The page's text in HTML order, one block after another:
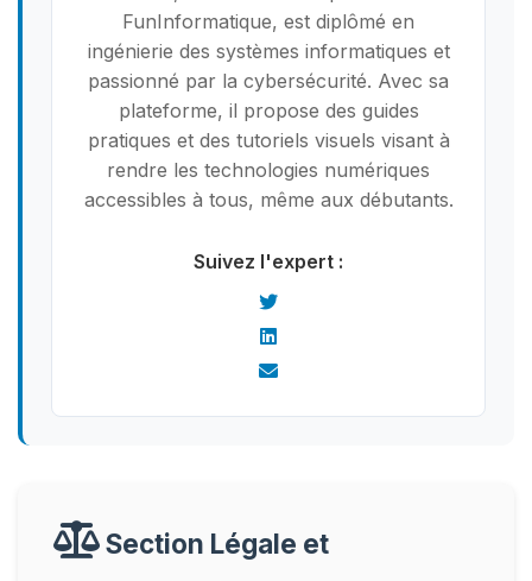
FunInformatique, est diplômé en
ingénierie des systèmes informatiques et
passionné par la cybersécurité. Avec sa
plateforme, il propose des guides
pratiques et des tutoriels visuels visant à
rendre les technologies numériques
accessibles à tous, même aux débutants.
Suivez l'expert :
Section Légale et